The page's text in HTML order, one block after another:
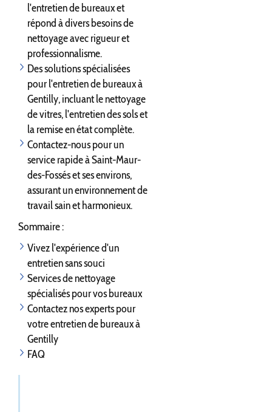
l'entretien de bureaux et
répond à divers besoins de
nettoyage avec rigueur et
professionnalisme.
Des solutions spécialisées
pour l'entretien de bureaux à
Gentilly, incluant le nettoyage
de vitres, l'entretien des sols et
la remise en état complète.
Contactez-nous pour un
service rapide à Saint-Maur-
des-Fossés et ses environs,
assurant un environnement de
travail sain et harmonieux.
Sommaire :
Vivez l'expérience d'un
entretien sans souci
Services de nettoyage
spécialisés pour vos bureaux
Contactez nos experts pour
votre entretien de bureaux à
Gentilly
FAQ